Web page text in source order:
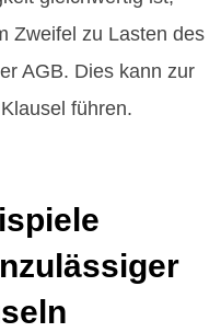
Zweifel zu Lasten des
AGB. Dies kann zur
führen.